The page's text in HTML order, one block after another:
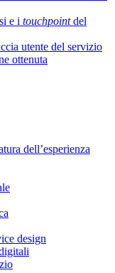
e i touchpointdel
utente del servizio
ottenuta
dell’esperienza
design